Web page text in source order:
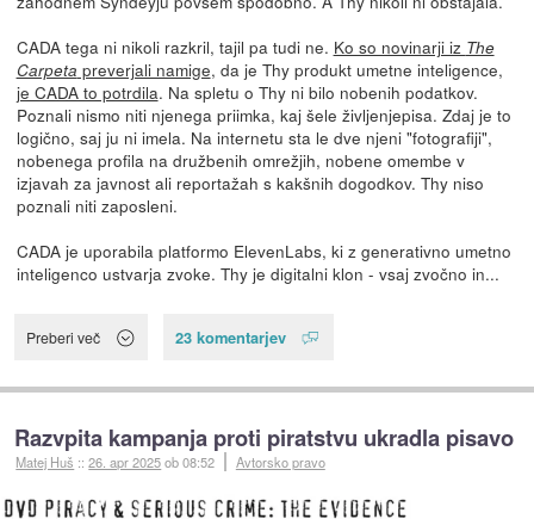
CADA tega ni nikoli razkril, tajil pa tudi ne. Ko so novinarji iz The
Carpeta preverjali namige, da je Thy produkt umetne inteligence,
je CADA to potrdila. Na spletu o Thy ni bilo nobenih podatkov.
Poznali nismo niti njenega priimka, kaj šele življenjepisa. Zdaj je to
logično, saj ju ni imela. Na internetu sta le dve njeni "fotografiji",
nobenega profila na družbenih omrežjih, nobene omembe v
izjavah za javnost ali reportažah s kakšnih dogodkov. Thy niso
poznali niti zaposleni.
CADA je uporabila platformo ElevenLabs, ki z generativno umetno
inteligenco ustvarja zvoke. Thy je digitalni klon - vsaj zvočno in...
Preberi več 23 komentarjev
Razvpita kampanja proti piratstvu ukradla pisavo
Matej Huš ::26. apr 2025ob 08:52 Avtorsko pravo